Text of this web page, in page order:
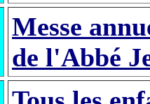
Messe
de l'Abbé